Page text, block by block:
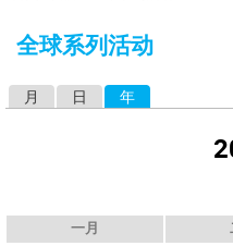
这
全球系列活动
月 日 年
一月